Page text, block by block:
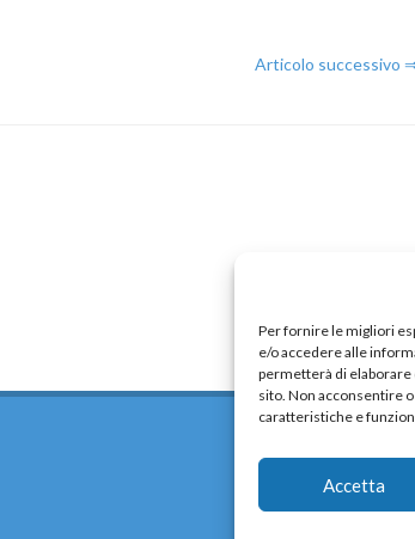
Per fornire le migliori
e/o accedere alle
permetterà di elaborare
sito. Non acconsentire
caratteristiche e
Accetta
Articolo successivo